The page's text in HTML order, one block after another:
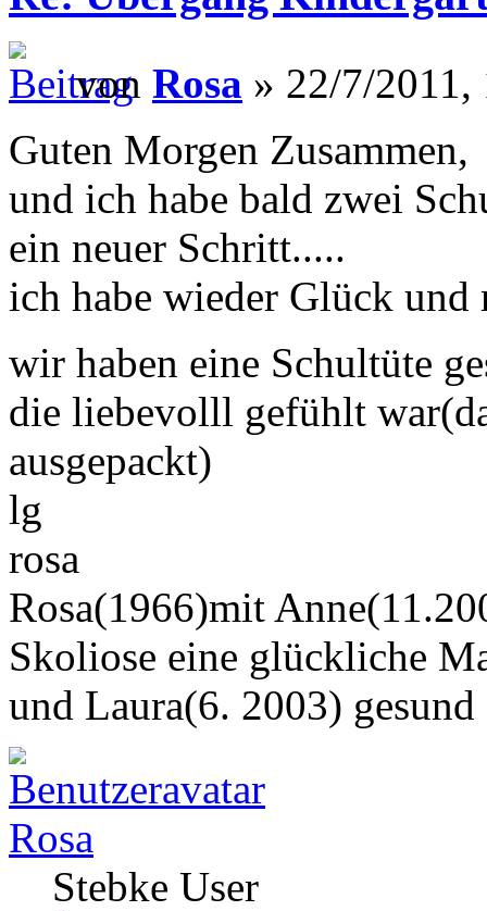
von Rosa » 22/7/2011,
Guten Morgen Zusammen,
und ich habe bald zwei
ein neuer Schritt.....
ich habe wieder Glück und
wir haben eine Schultüte
die liebevolll gefühlt
ausgepackt)
lg
rosa
Rosa(1966)mit
Skoliose eine glückliche
und Laura(6. 2003) gesund
Rosa
Stebke User